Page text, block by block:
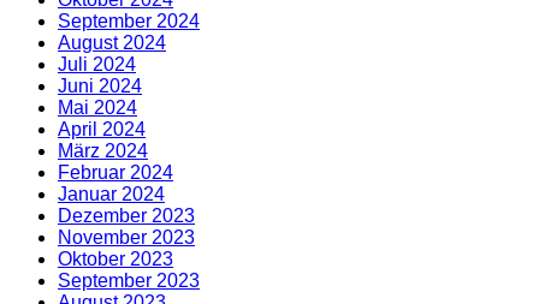
September 2024
August 2024
Juli 2024
Juni 2024
Mai 2024
April 2024
März 2024
Februar 2024
Januar 2024
Dezember 2023
November 2023
Oktober 2023
September 2023